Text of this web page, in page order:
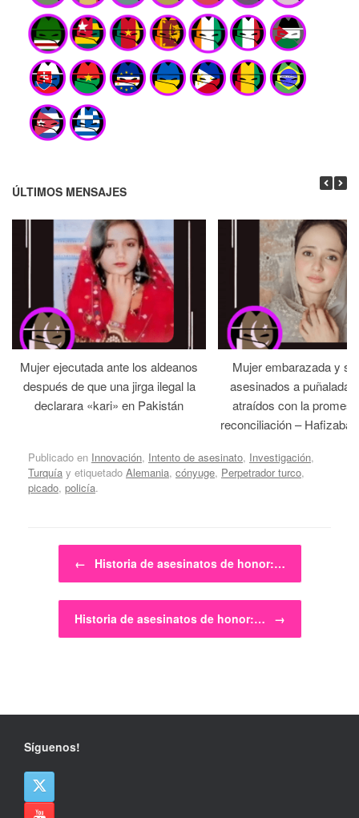
ÚLTIMOS MENSAJES
Mujer ejecutada ante los aldeanos
después de que una jirga ilegal la
declarara «kari» en Pakistán
Mujer embarazada y
asesinados a
atraídos con la
reconciliación –
Publicado en Innovación, Intento de asesinato, Investigación,
Turquía y etiquetado Alemania, cónyuge, Perpetrador turco,
picado, policía.
Navegador de artículos
← Historia de asesinatos de honor:…
Historia de asesinatos de honor:… →
Síguenos!